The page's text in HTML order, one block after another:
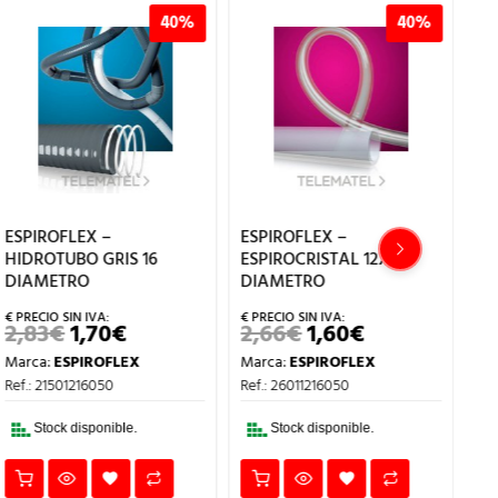
40%
ESPIROFLEX –
HIDROTUBO GRIS 16
DIAMETRO
2,83€EL
PRECIO
ORIGINAL
ERA:
1,70€EL
PRECIO
ACTUAL
Marca:ESPIROFLEX
Ref.: 21501216050
Stock disponible.
40%
ESPIROFLEX –
ESPIROCRISTAL 12X16
DIAMETRO
2,66€EL
PRECIO
ORIGINAL
ERA:
1,60€EL
PRECIO
ACTUAL
Marca:ESPIROFLEX
Ref.: 26011216050
Stock disponible.